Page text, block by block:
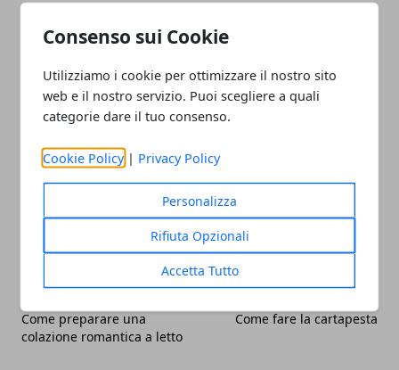
Consenso sui Cookie
Utilizziamo i cookie per ottimizzare il nostro sito
web e il nostro servizio. Puoi scegliere a quali
categorie dare il tuo consenso.
Cookie Policy | Privacy Policy
Personalizza
Rifiuta Opzionali
Accetta Tutto
Se nessuna di queste opzioni vi ha convinto, resta
domenica!
Whatsapp
Come preparare una
colazione romantica a letto
Come fare la cartapesta